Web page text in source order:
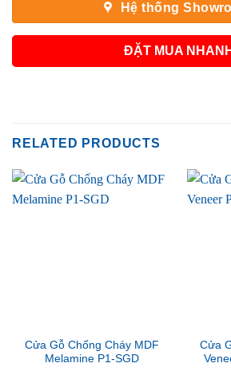
Hệ thống
ĐẶT MUA NHANH
RELATED PRODUCTS
Cửa Gỗ Chống Cháy MDF
Melamine P1-SGD
Cửa